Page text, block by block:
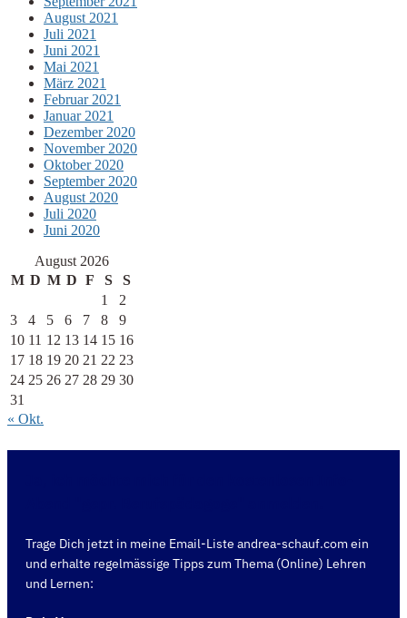
August 2021
Juli 2021
Juni 2021
Mai 2021
März 2021
Februar 2021
Januar 2021
Dezember 2020
November 2020
Oktober 2020
September 2020
August 2020
Juli 2020
Juni 2020
August 2026
M D M D F S
S
1
2
3
4 5 6 7 8
9
10 11 12 13 14 15 16
17 18 19 20 21 22 23
24 25 26 27 28 29 30
31
« Okt.
Trage Dich jetzt in meine Email-Liste andrea-schauf.com ein
und erhalte regelmässige Tipps zum Thema (Online) Lehren
und Lernen: